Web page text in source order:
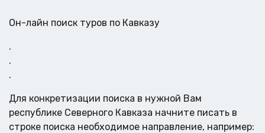
Он-лайн поиск туров по Кавказу
.
.
.
Для конкретизации поиска в нужной Вам
республике Северного Кавказа начните писать в
строке поиска необходимое направление, например: